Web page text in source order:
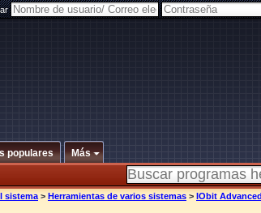
populares Más
sistema > Herramientas de varios sistemas > IObit